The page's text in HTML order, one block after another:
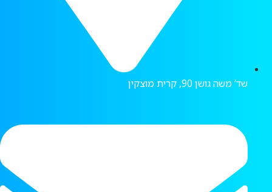
שד’ משה גושן 90, קרית מוצקין